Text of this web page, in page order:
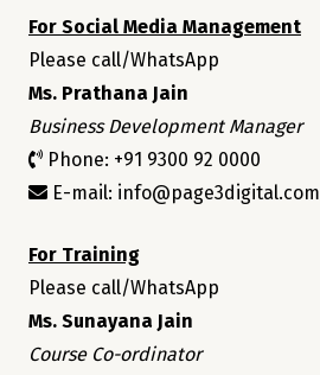
For Social Media Management
Please call/WhatsApp
Ms. Prathana Jain
Business Development Manager
Phone: +91 9300 92 0000
E-mail: info@page3digital.com
For Training
Please call/WhatsApp
Ms. Sunayana Jain
Course Co-ordinator